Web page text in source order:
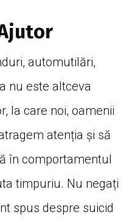
automutilări,
nu este altceva
la care noi, oamenii
atenția și să
în comportamentul
timpuriu. Nu negați
spus despre suicid